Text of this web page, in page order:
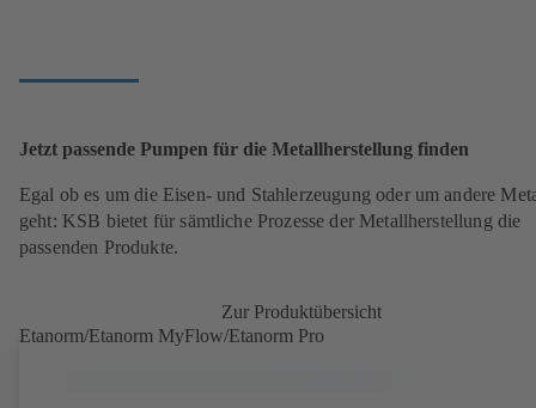
Jetzt passende Pumpen für die Metallherstellung finden
Egal ob es um die Eisen- und Stahlerzeugung oder um andere
geht: KSB bietet für sämtliche Prozesse der Metallherstellung die
passenden Produkte.
Zur Produktübersicht
Etanorm/Etanorm MyFlow/Etanorm Pro